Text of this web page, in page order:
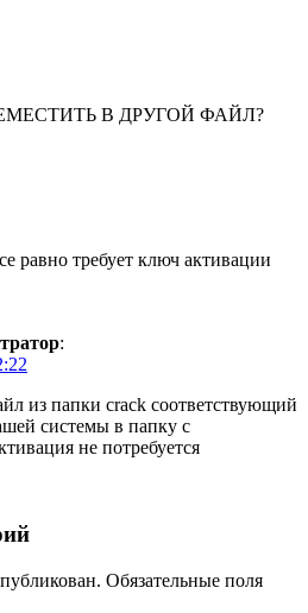
В ДРУГОЙ ФАЙЛ?
равно требует ключ активации
:
из папки crack соответствующий
системы в папку с
не потребуется
Обязательные поля